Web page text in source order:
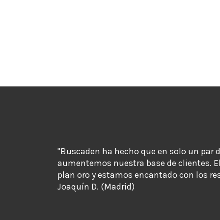
"Buscaden ha hecho que en solo un par
aumentemos nuestra base de clientes.
plan oro y estamos encantado con los
Joaquín D. (Madrid)